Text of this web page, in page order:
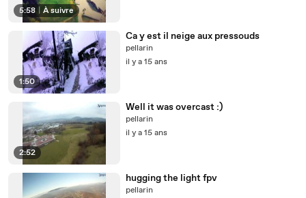
5:58 À suivre
1:50
Ca y est il neige aux pressouds
pellarin
il y a 15 ans
2:52
Well it was overcast :)
pellarin
il y a 15 ans
hugging the light fpv
pellarin